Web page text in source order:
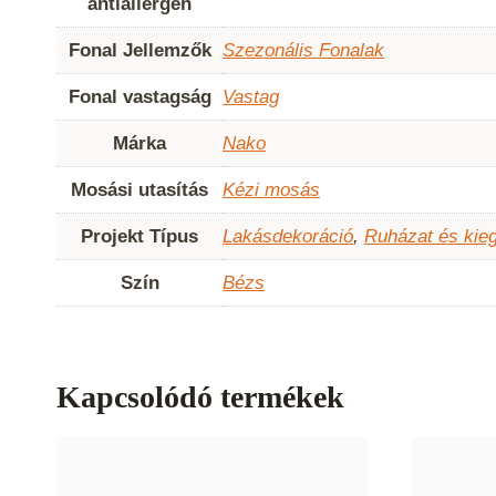
Fonal Jellemzők Szezonális Fonalak
Fonal vastagság Vastag
Márka Nako
Mosási utasítás Kézi mosás
Projekt Típus Lakásdekoráció, Ruházat és
Szín Bézs
Kapcsolódó termékek